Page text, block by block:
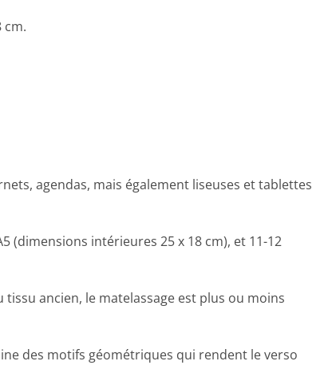
cm.
agendas, mais également liseuses et tablettes
(dimensions intérieures 25 x 18 cm), et 11-12
ancien, le matelassage est plus ou moins
des motifs géométriques qui rendent le verso